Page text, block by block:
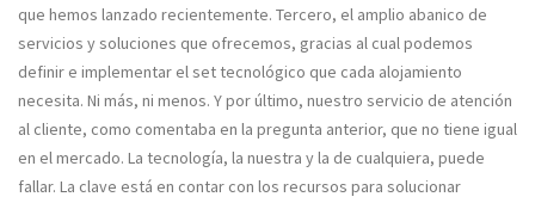
que hemos lanzado recientemente. Tercero, el amplio abanico de
servicios y soluciones que ofrecemos, gracias al cual podemos
definir e implementar el set tecnológico que cada alojamiento
necesita. Ni más, ni menos. Y por último, nuestro servicio de atención
al cliente, como comentaba en la pregunta anterior, que no tiene igual
en el mercado. La tecnología, la nuestra y la de cualquiera, puede
fallar. La clave está en contar con los recursos para solucionar